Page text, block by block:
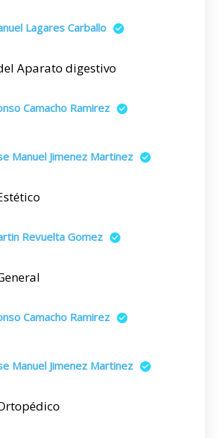
Lagares Carballo
Aparato digestivo
Camacho Ramirez
Manuel Jimenez Martinez
Revuelta Gomez
Camacho Ramirez
Manuel Jimenez Martinez